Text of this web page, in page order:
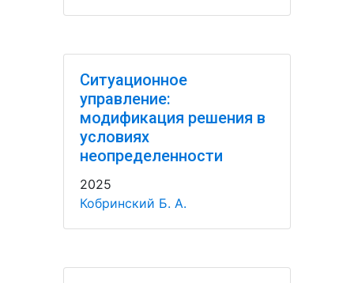
Ситуационное
управление:
модификация решения в
условиях
неопределенности
2025
Кобринский Б. А.